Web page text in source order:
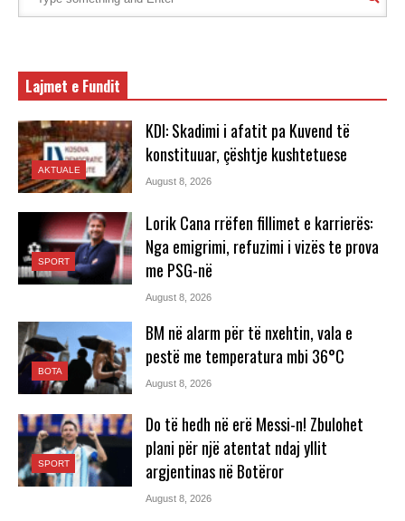
Lajmet e Fundit
AKTUALE
KDI: Skadimi i afatit pa Kuvend të
konstituuar, çështje kushtetuese
August 8, 2026
SPORT
Lorik Cana rrëfen fillimet e karrierës:
Nga emigrimi, refuzimi i vizës te prova
me PSG-në
August 8, 2026
BOTA
BM në alarm për të nxehtin, vala e
pestë me temperatura mbi 36°C
August 8, 2026
SPORT
Do të hedh në erë Messi-n! Zbulohet
plani për një atentat ndaj yllit
argjentinas në Botëror
August 8, 2026